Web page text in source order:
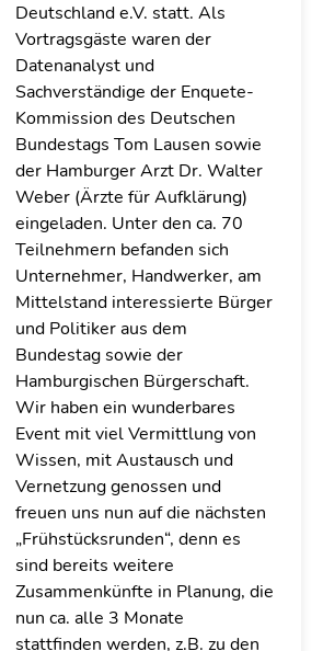
Deutschland e.V. statt. Als
Vortragsgäste waren der
Datenanalyst und
Sachverständige der Enquete-
Kommission des Deutschen
Bundestags Tom Lausen sowie
der Hamburger Arzt Dr. Walter
Weber (Ärzte für Aufklärung)
eingeladen. Unter den ca. 70
Teilnehmern befanden sich
Unternehmer, Handwerker, am
Mittelstand interessierte Bürger
und Politiker aus dem
Bundestag sowie der
Hamburgischen Bürgerschaft.
Wir haben ein wunderbares
Event mit viel Vermittlung von
Wissen, mit Austausch und
Vernetzung genossen und
freuen uns nun auf die nächsten
„Frühstücksrunden“, denn es
sind bereits weitere
Zusammenkünfte in Planung, die
nun ca. alle 3 Monate
stattfinden werden, z.B. zu den